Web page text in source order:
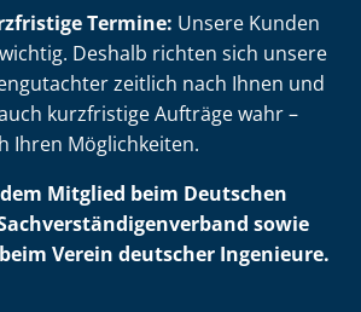
Termine: Unsere Kunden
Deshalb richten sich unsere
zeitlich nach Ihnen und
kurzfristige Aufträge wahr –
Ihren Möglichkeiten.
Mitglied beim Deutschen
sowie
Verein deutscher Ingenieure.